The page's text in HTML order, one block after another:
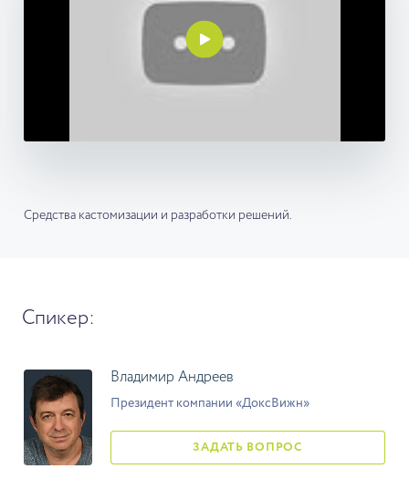
Средства кастомизации и разработки решений.
Спикер:
Владимир Андреев
Президент компании «ДоксВижн»
ЗАДАТЬ ВОПРОС